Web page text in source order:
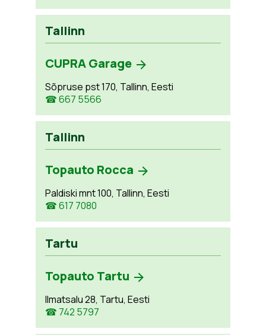
Tallinn
CUPRA Garage
Sõpruse pst 170, Tallinn, Eesti
☎ 667 5566
Tallinn
Topauto Rocca
Paldiski mnt 100, Tallinn, Eesti
☎ 617 7080
Tartu
Topauto Tartu
Ilmatsalu 28, Tartu, Eesti
☎ 742 5797